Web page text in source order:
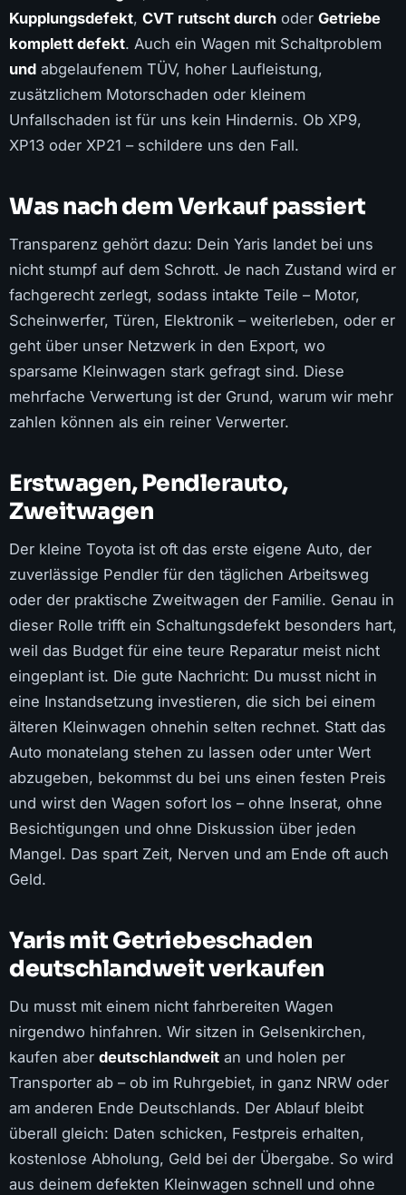
Kupplungsdefekt, CVT rutscht durch oder Getriebe
komplett defekt. Auch ein Wagen mit Schaltproblem
und abgelaufenem TÜV, hoher Laufleistung,
zusätzlichem Motorschaden oder kleinem
Unfallschaden ist für uns kein Hindernis. Ob XP9,
XP13 oder XP21 – schildere uns den Fall.
Was nach dem Verkauf passiert
Transparenz gehört dazu: Dein Yaris landet bei uns
nicht stumpf auf dem Schrott. Je nach Zustand wird er
fachgerecht zerlegt, sodass intakte Teile – Motor,
Scheinwerfer, Türen, Elektronik – weiterleben, oder er
geht über unser Netzwerk in den Export, wo
sparsame Kleinwagen stark gefragt sind. Diese
mehrfache Verwertung ist der Grund, warum wir mehr
zahlen können als ein reiner Verwerter.
Erstwagen, Pendlerauto,
Zweitwagen
Der kleine Toyota ist oft das erste eigene Auto, der
zuverlässige Pendler für den täglichen Arbeitsweg
oder der praktische Zweitwagen der Familie. Genau in
dieser Rolle trifft ein Schaltungsdefekt besonders hart,
weil das Budget für eine teure Reparatur meist nicht
eingeplant ist. Die gute Nachricht: Du musst nicht in
eine Instandsetzung investieren, die sich bei einem
älteren Kleinwagen ohnehin selten rechnet. Statt das
Auto monatelang stehen zu lassen oder unter Wert
abzugeben, bekommst du bei uns einen festen Preis
und wirst den Wagen sofort los – ohne Inserat, ohne
Besichtigungen und ohne Diskussion über jeden
Mangel. Das spart Zeit, Nerven und am Ende oft auch
Geld.
Yaris mit Getriebeschaden
deutschlandweit verkaufen
Du musst mit einem nicht fahrbereiten Wagen
nirgendwo hinfahren. Wir sitzen in Gelsenkirchen,
kaufen aber deutschlandweit an und holen per
Transporter ab – ob im Ruhrgebiet, in ganz NRW oder
am anderen Ende Deutschlands. Der Ablauf bleibt
überall gleich: Daten schicken, Festpreis erhalten,
kostenlose Abholung, Geld bei der Übergabe. So wird
aus deinem defekten Kleinwagen schnell und ohne